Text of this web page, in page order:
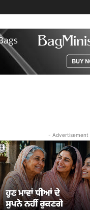
- Advertisement